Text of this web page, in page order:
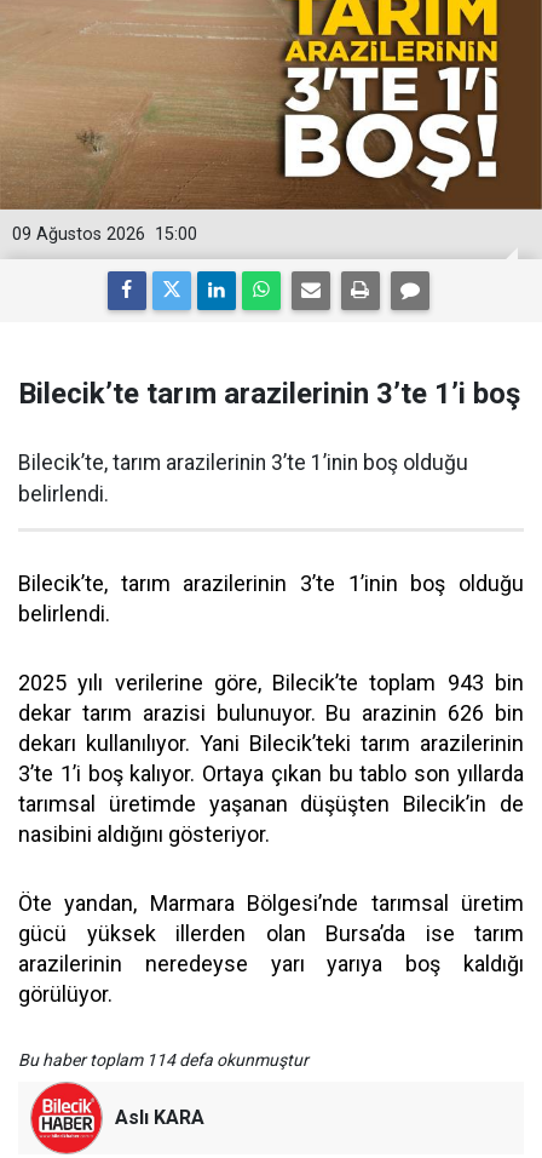
15:00
09 Ağustos 2026
Bilecik’te tarım arazilerinin 3’te 1’i boş
Bilecik’te, tarım arazilerinin 3’te 1’inin boş olduğu
belirlendi.
Bilecik’te, tarım arazilerinin 3’te 1’inin boş olduğu
belirlendi.
2025 yılı verilerine göre, Bilecik’te toplam 943 bin
dekar tarım arazisi bulunuyor. Bu arazinin 626 bin
dekarı kullanılıyor. Yani Bilecik’teki tarım arazilerinin
3’te 1’i boş kalıyor. Ortaya çıkan bu tablo son yıllarda
tarımsal üretimde yaşanan düşüşten Bilecik’in de
nasibini aldığını gösteriyor.
Öte yandan, Marmara Bölgesi’nde tarımsal üretim
gücü yüksek illerden olan Bursa’da ise tarım
arazilerinin neredeyse yarı yarıya boş kaldığı
görülüyor.
Bu haber toplam 114 defa okunmuştur
Aslı KARA